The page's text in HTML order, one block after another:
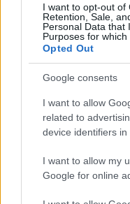
I want to opt-out of
Retention, Sale,
Personal Data that
Purposes for which
Opted Out
Google consents
I want to allow
related to
device identifiers in
I want to allow my
Google for online
Clasificación de la
fuerte; Osasuna y